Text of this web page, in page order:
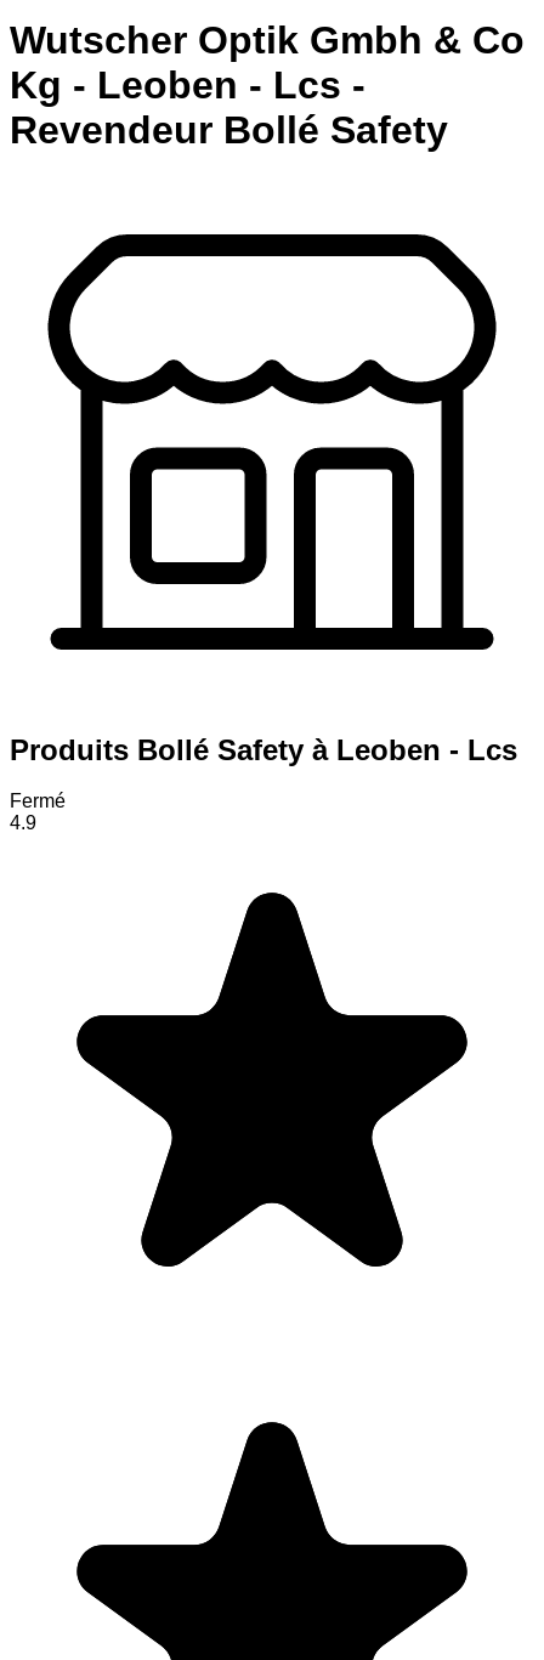
Wutscher Optik Gmbh & Co
Kg - Leoben - Lcs -
Revendeur Bollé Safety
Produits Bollé Safety à Leoben - Lcs
Fermé
4.9